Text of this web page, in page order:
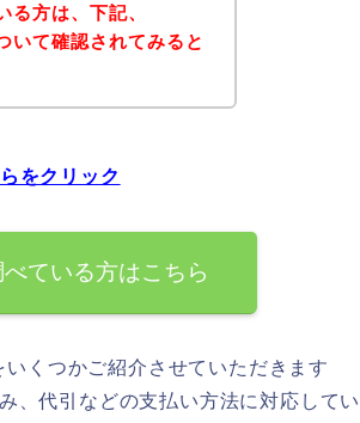
方は、下記、
いて確認されてみると
をクリック
ている方はこちら
くつかご紹介させていただきます
、代引などの支払い方法に対応してい